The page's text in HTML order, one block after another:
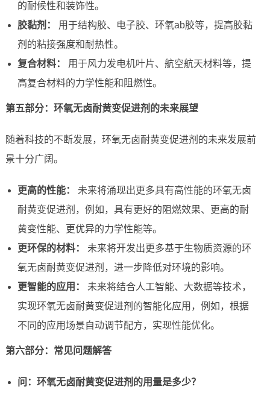
的耐候性和装饰性。
胶黏剂：
用于结构胶、电子胶、环氧ab胶等，提高胶黏
剂的粘接强度和耐热性。
复合材料：
用于风力发电机叶片、航空航天材料等，提
高复合材料的力学性能和阻燃性。
第五部分：环氧无卤耐黄变促进剂的未来展望
随着科技的不断发展，环氧无卤耐黄变促进剂的未来发展前
景十分广阔。
更高的性能：
未来将涌现出更多具有高性能的环氧无卤
耐黄变促进剂，例如，具有更好的阻燃效果、更高的耐
黄变性能、更优异的力学性能等。
更环保的材料：
未来将开发出更多基于生物质资源的环
氧无卤耐黄变促进剂，进一步降低对环境的影响。
更智能的应用：
未来将结合人工智能、大数据等技术，
实现环氧无卤耐黄变促进剂的智能化应用，例如，根据
不同的应用场景自动调节配方，实现性能优化。
第六部分：常见问题解答
问：环氧无卤耐黄变促进剂的用量是多少？